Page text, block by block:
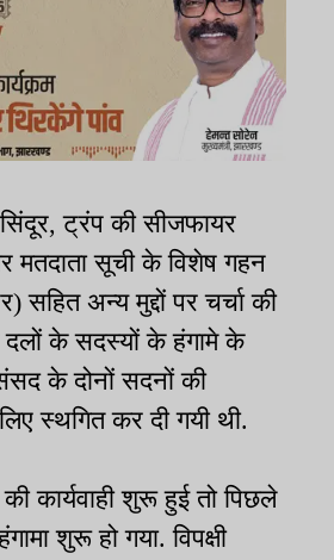
ट्रंप की सीजफायर
मतदाता सूची के विशेष गहन
अन्य मुद्दों पर चर्चा की
दलों के सदस्यों के हंगामे के
के दोनों सदनों की
स्थगित कर दी गयी थी.
कार्यवाही शुरू हुई तो पिछले
शुरू हो गया. विपक्षी